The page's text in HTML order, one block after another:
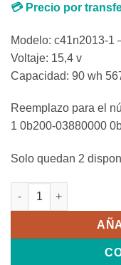
💳 Precio por
Modelo: c41n2013-1
Voltaje: 15,4 v
Capacidad: 90 wh
Reemplazo para el
1 0b200-03880000
Solo quedan 2
BATERIA ORIGINAL